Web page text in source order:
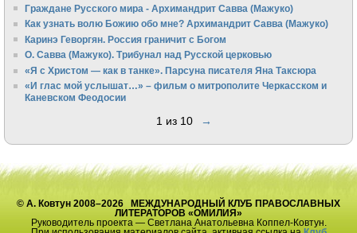
Граждане Русского мира - Архимандрит Савва (Мажуко)
Как узнать волю Божию обо мне? Архимандрит Савва (Мажуко)
Каринэ Геворгян. Россия граничит с Богом
О. Савва (Мажуко). Трибунал над Русской церковью
«Я с Христом — как в танке». Парсуна писателя Яна Таксюра
«И глас мой услышат…» – фильм о митрополите Черкасском и
Каневском Феодосии
1 из 10 →
© А. Ковтун 2008–2026 МЕЖДУНАРОДНЫЙ КЛУБ ПРАВОСЛАВНЫХ
ЛИТЕРАТОРОВ «ОМИЛИЯ»
Руководитель проекта — Светлана Анатольевна Коппел-Ковтун.